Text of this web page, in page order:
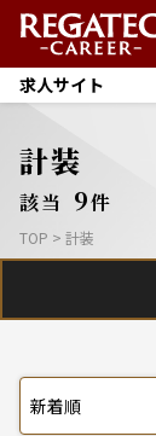
求人サイト
計装
該当 9件
TOP > 計装